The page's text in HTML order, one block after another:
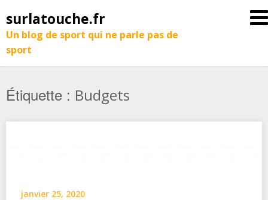
surlatouche.fr
Un blog de sport qui ne parle pas de
sport
Étiquette : Budgets
janvier 25, 2020